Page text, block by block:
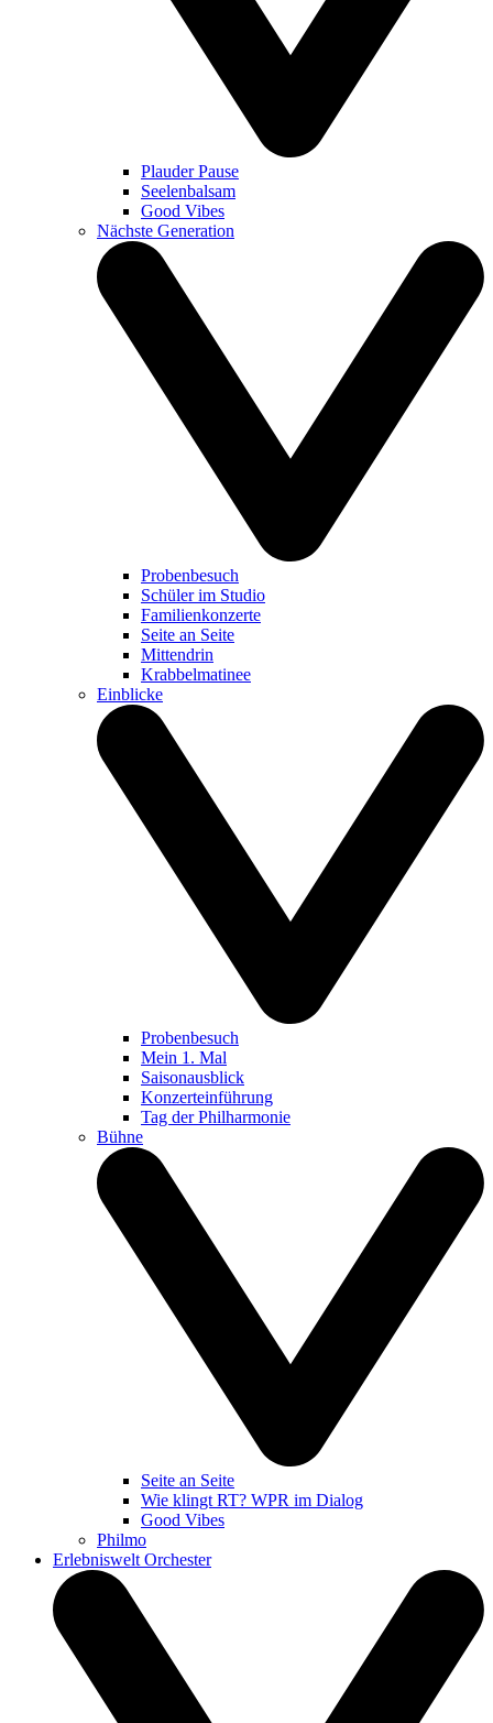
Plauder Pause
Seelenbalsam
Good Vibes
Nächste Generation
Probenbesuch
Schüler im Studio
Familienkonzerte
Seite an Seite
Mittendrin
Krabbelmatinee
Einblicke
Probenbesuch
Mein 1. Mal
Saisonausblick
Konzerteinführung
Tag der Philharmonie
Bühne
Seite an Seite
Wie klingt RT? WPR im Dialog
Good Vibes
Philmo
Erlebniswelt Orchester